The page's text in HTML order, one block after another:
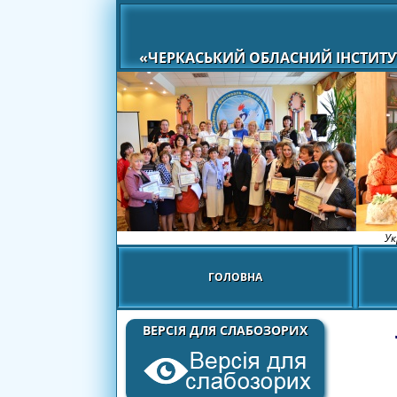
«ЧЕРКАСЬКИЙ ОБЛАСНИЙ
ГОЛОВНА
ВЕРСІЯ ДЛЯ СЛАБОЗОРИХ